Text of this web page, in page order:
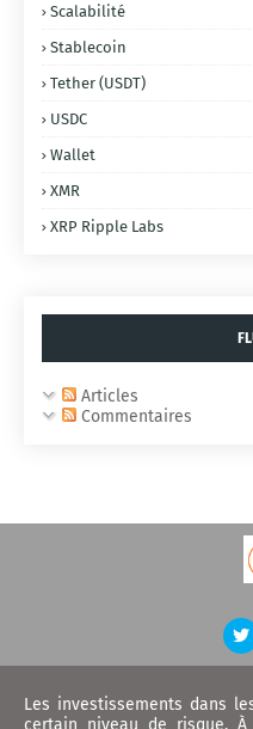
Scalabilité
Stablecoin
Tether (USDT)
USDC
Wallet
XMR
XRP Ripple Labs
Articles
Commentaires
Les investissements dans
certain niveau de risque.